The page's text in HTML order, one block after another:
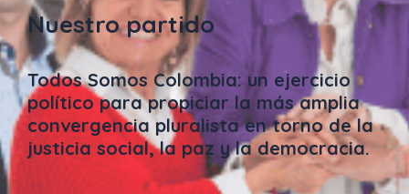
Nuestro partido
Todos Somos Colombia: un ejercicio
político para propiciar la más amplia
convergencia pluralista en torno de la
justicia social, la paz y la democracia.